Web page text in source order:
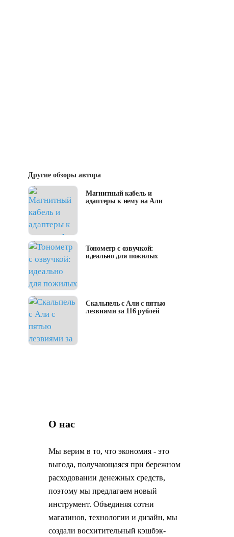
Другие обзоры автора
Магнитный кабель и
адаптеры к нему на Али
Тонометр с озвучкой:
идеально для пожилых
Скальпель с Али с пятью
лезвиями за 116 рублей
О нас
Мы верим в то, что экономия - это
выгода, получающаяся при бережном
расходовании денежных средств,
поэтому мы предлагаем новый
инструмент. Объединяя сотни
магазинов, технологии и дизайн, мы
создали восхитительный кэшбэк-